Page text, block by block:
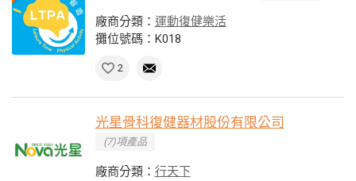
廠商分類： 運動復健樂活
攤位號碼：K018
2
光星骨科復健器材股份有限公司
(7)項產品
廠商分類： 行天下